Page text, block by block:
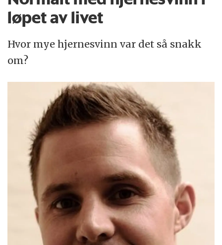
løpet av livet
Hvor mye hjernesvinn var det så snakk
om?